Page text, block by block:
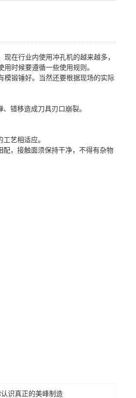
在行业内使用冲孔机的越来越多，
时候要遵循一些使用规则。
模锻锤好。当然还要根据现场的实际
错移造成刀具刃口崩裂。
艺相适应。
，接触面须保持干净，不得有杂物
识真正的美峰制造